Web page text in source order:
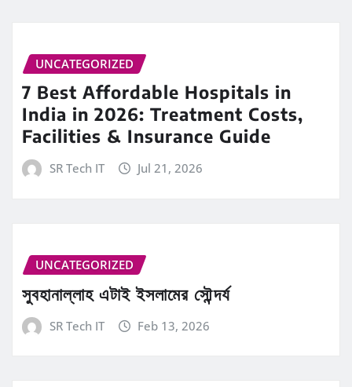
UNCATEGORIZED
7 Best Affordable Hospitals in
India in 2026: Treatment Costs,
Facilities & Insurance Guide
SR Tech IT Jul 21, 2026
UNCATEGORIZED
সুবহানাল্লাহ এটাই ইসলামের সৌন্দর্য
SR Tech IT Feb 13, 2026